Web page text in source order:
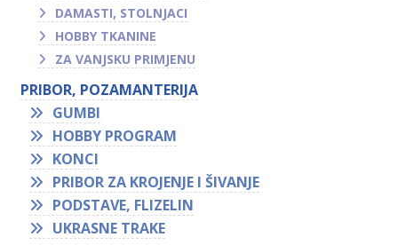
DAMASTI, STOLNJACI
HOBBY TKANINE
ZA VANJSKU PRIMJENU
PRIBOR, POZAMANTERIJA
GUMBI
HOBBY PROGRAM
KONCI
PRIBOR ZA KROJENJE I ŠIVANJE
PODSTAVE, FLIZELIN
UKRASNE TRAKE